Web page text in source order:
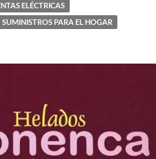
ELÉCTRICAS
SUMINISTROS PARA EL HOGAR